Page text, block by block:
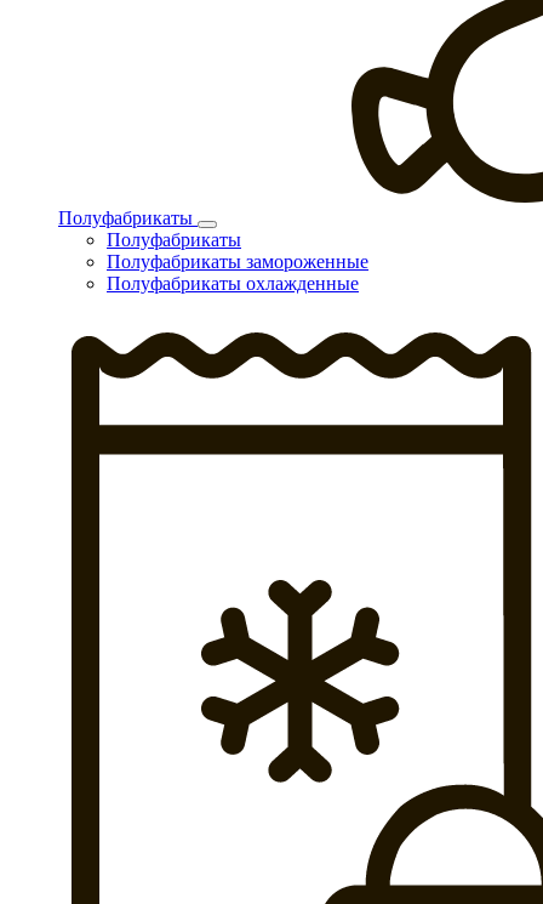
Полуфабрикаты
Полуфабрикаты
Полуфабрикаты замороженные
Полуфабрикаты охлажденные